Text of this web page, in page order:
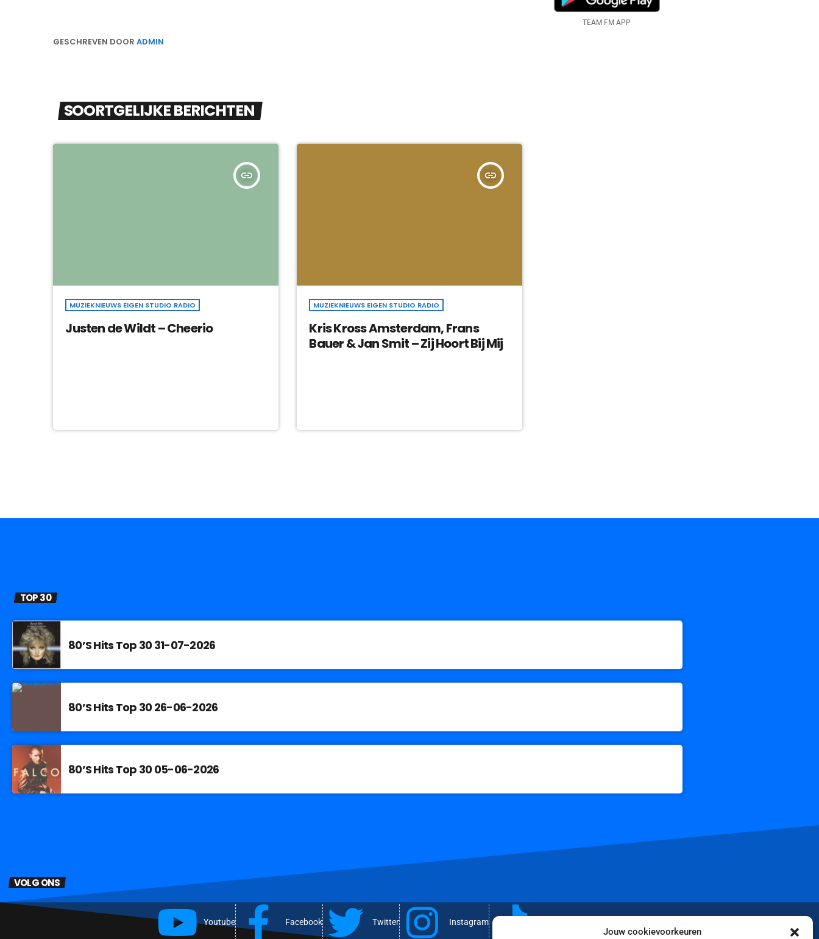
Jouw cookievoorkeuren
GESCHREVEN DOOR ADMIN
SOORTGELIJKE BERICHTEN
insert_link
MUZIEKNIEUWS EIGEN STUDIO RADIO
Justen de Wildt – Cheerio
insert_link
MUZIEKNIEUWS EIGEN STUDIO RADIO
Kris Kross Amsterdam, Frans
Bauer & Jan Smit – Zij Hoort Bij Mij
TEAM FM APP
TOP 30
80’S Hits Top 30 31-07-2026
80’S Hits Top 30 26-06-2026
80’S Hits Top 30 05-06-2026
VOLG ONS
Youtube Facebook Twitter Instagram